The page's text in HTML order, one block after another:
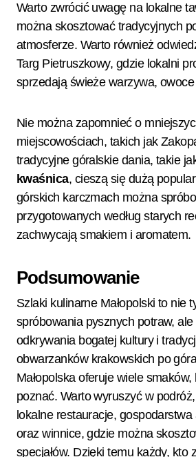
Warto zwrócić uwagę na lokalne
można skosztować tradycyjnych
atmosferze. Warto również
Targ Pietruszkowy, gdzie lokalni
sprzedają świeże warzywa,
Nie można zapomnieć o
miejscowościach, takich jak
tradycyjne góralskie dania, takie
kwaśnica, cieszą się dużą
górskich karczmach można
przygotowanych według starych
zachwycają smakiem i aromatem.
Podsumowanie
Szlaki kulinarne Małopolski to nie
spróbowania pysznych potraw,
odkrywania bogatej kultury i
obwarzanków krakowskich po
Małopolska oferuje wiele
poznać. Warto wyruszyć w
lokalne restauracje,
oraz winnice, gdzie można
specjałów. Dzięki temu każdy, kto